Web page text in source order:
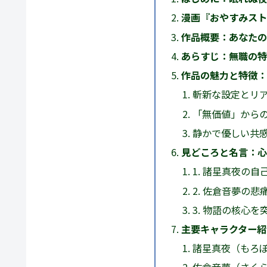
漫画『おやすみス
作品概要：あなた
あらすじ：無職の
作品の魅力と特徴
斬新な設定とリ
「無価値」から
静かで優しい共
見どころと名言：
1. 諸星真夜の自
2. 佐倉音夢の悲
3. 物語の核心を
主要キャラクター
諸星真夜（もろ